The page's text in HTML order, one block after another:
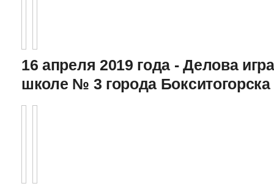
16 апреля 2019 года - Делова
школе № 3 города Бокситогорска